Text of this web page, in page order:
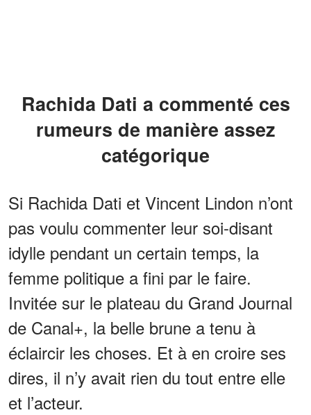
Rachida Dati a commenté ces
rumeurs de manière assez
catégorique
Si Rachida Dati et Vincent Lindon n’ont
pas voulu commenter leur soi-disant
idylle pendant un certain temps, la
femme politique a fini par le faire.
Invitée sur le plateau du Grand Journal
de Canal+, la belle brune a tenu à
éclaircir les choses. Et à en croire ses
dires, il n’y avait rien du tout entre elle
et l’acteur.